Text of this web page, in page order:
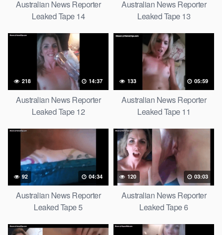
Australian News Reporter
Leaked Tape 14
Australian News Reporter
Leaked Tape 13
218 14:37
Australian News Reporter
Leaked Tape 12
133 05:59
Australian News Reporter
Leaked Tape 11
92 04:34
Australian News Reporter
Leaked Tape 5
120 03:03
Australian News Reporter
Leaked Tape 6